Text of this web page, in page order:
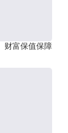
财富保值保障